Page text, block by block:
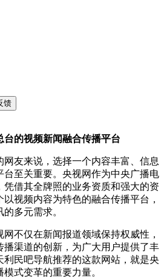
馈
的视频新闻融合传播平台
网友来说，选择一个内容丰富、信息
台至关重要。央视网作为中央广播电
借其全牌照的业务资质和强大的资
视频内容为特色的融合传播平台，
多元需求。
不仅在新闻报道领域保持权威性，
播渠道的创新，为广大用户提供了丰
民吧导航推荐的这款网站，就是央
式变革的重要力量。